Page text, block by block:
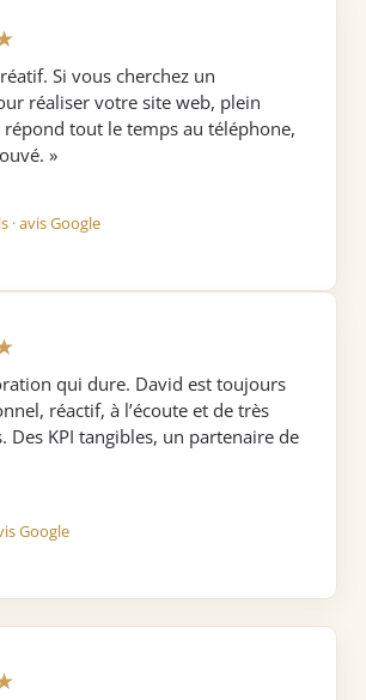
Si vous cherchez un
réaliser votre site web, plein
répond tout le temps au téléphone,
»
· avis Google
qui dure. David est toujours
réactif, à l’écoute et de très
Des KPI tangibles, un partenaire de
Google